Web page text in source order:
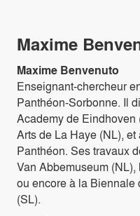
Maxime
Maxime Benvenuto
Enseignant-chercheur
Panthéon-Sorbonne. Il
Academy de Eindhoven
Arts de La Haye (NL),
Panthéon. Ses travaux
Van Abbemuseum
ou encore à la
(SL).